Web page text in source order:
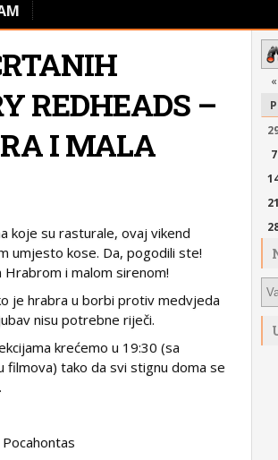
REDHEADS –
I MALA
koje su rasturale, ovaj vikend
umjesto kose. Da, pogodili ste!
i malom sirenom!
je hrabra u borbi protiv medvjeda
nisu potrebne riječi.
krećemo u 19:30 (sa
tako da svi stignu doma se
«
P
7
21